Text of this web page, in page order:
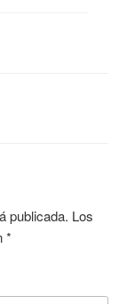
publicada. Los
*